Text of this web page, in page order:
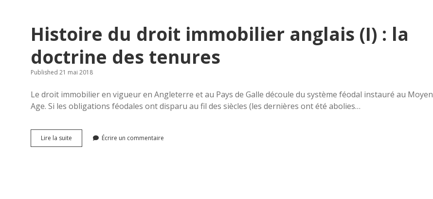
Histoire du droit immobilier anglais (I) : la
doctrine des tenures
Published 21 mai 2018
Le droit immobilier en vigueur en Angleterre et au Pays de Galle découle du système féodal instauré au Moyen
Age. Si les obligations féodales ont disparu au fil des siècles (les dernières ont été abolies…
Lire la suite Histoire
du
Écrire un commentaire